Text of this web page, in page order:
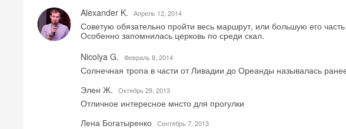
Alexander K.
Aпрель 12, 2014
Советую обязательно пройти весь маршрут, или большую его
Особенно запомнилась церковь по среди скал.
Nicolya G.
Февраль 8, 2014
Солнечная тропа в части от Ливадии до Ореанды называлась
Элен Ж.
Октябрь 29, 2013
Отличное интересное мнсто для прогулки
Лена Богатыренко Сентябрь 7, 2013